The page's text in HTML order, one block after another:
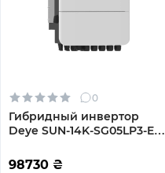
0
Гибридный инвертор
Deye SUN-14K-SG05LP3-EU-
Fi 220/380V Трехфазный
98730 ₴